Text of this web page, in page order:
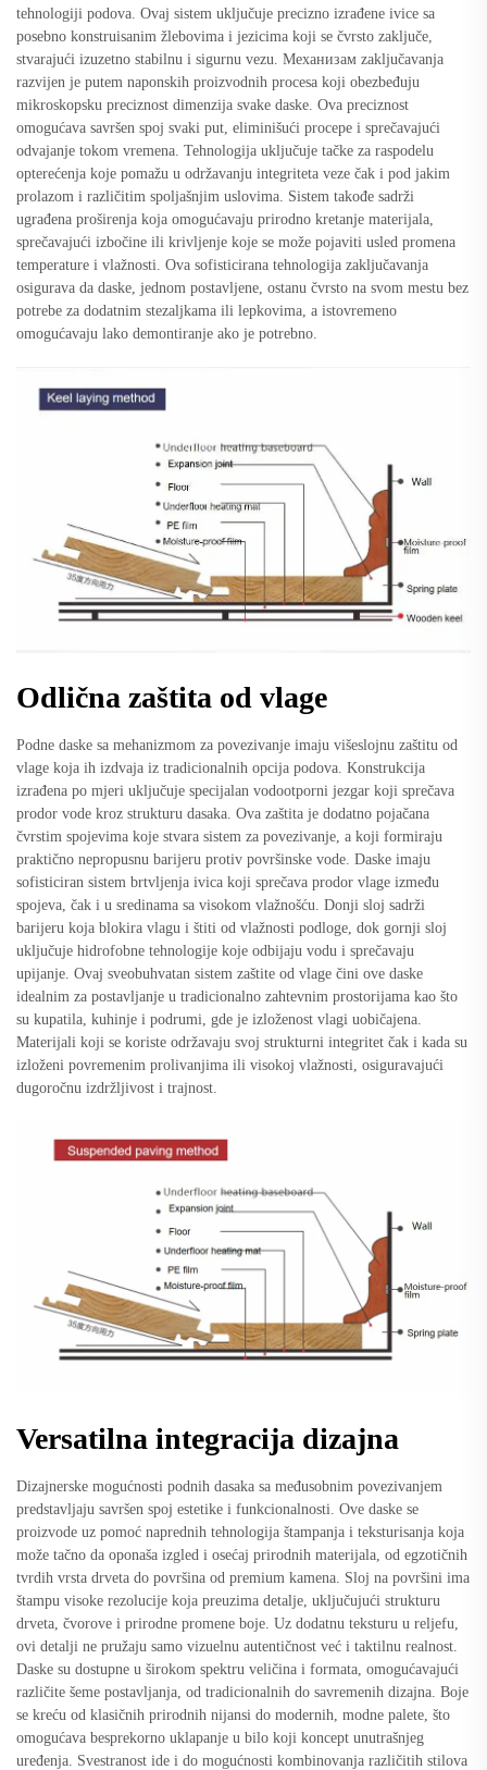
tehnologiji podova. Ovaj sistem uključuje precizno izrađene ivice sa
posebno konstruisanim žlebovima i jezicima koji se čvrsto zaključe,
stvarajući izuzetno stabilnu i sigurnu vezu. Mеханизам zaključavanja
razvijen je putem naponskih proizvodnih procesa koji obezbeđuju
mikroskopsku preciznost dimenzija svake daske. Ova preciznost
omogućava savršen spoj svaki put, eliminišući procepe i sprečavajući
odvajanje tokom vremena. Tehnologija uključuje tačke za raspodelu
opterećenja koje pomažu u održavanju integriteta veze čak i pod jakim
prolazom i različitim spoljašnjim uslovima. Sistem takođe sadrži
ugrađena proširenja koja omogućavaju prirodno kretanje materijala,
sprečavajući izbočine ili krivljenje koje se može pojaviti usled promena
temperature i vlažnosti. Ova sofisticirana tehnologija zaključavanja
osigurava da daske, jednom postavljene, ostanu čvrsto na svom mestu bez
potrebe za dodatnim stezaljkama ili lepkovima, a istovremeno
omogućavaju lako demontiranje ako je potrebno.
Odlična zaštita od vlage
Podne daske sa mehanizmom za povezivanje imaju višeslojnu zaštitu od
vlage koja ih izdvaja iz tradicionalnih opcija podova. Konstrukcija
izrađena po mjeri uključuje specijalan vodootporni jezgar koji sprečava
prodor vode kroz strukturu dasaka. Ova zaštita je dodatno pojačana
čvrstim spojevima koje stvara sistem za povezivanje, a koji formiraju
praktično nepropusnu barijeru protiv površinske vode. Daske imaju
sofisticiran sistem brtvljenja ivica koji sprečava prodor vlage između
spojeva, čak i u sredinama sa visokom vlažnošću. Donji sloj sadrži
barijeru koja blokira vlagu i štiti od vlažnosti podloge, dok gornji sloj
uključuje hidrofobne tehnologije koje odbijaju vodu i sprečavaju
upijanje. Ovaj sveobuhvatan sistem zaštite od vlage čini ove daske
idealnim za postavljanje u tradicionalno zahtevnim prostorijama kao što
su kupatila, kuhinje i podrumi, gde je izloženost vlagi uobičajena.
Materijali koji se koriste održavaju svoj strukturni integritet čak i kada su
izloženi povremenim prolivanjima ili visokoj vlažnosti, osiguravajući
dugoročnu izdržljivost i trajnost.
Versatilna integracija dizajna
Dizajnerske mogućnosti podnih dasaka sa međusobnim povezivanjem
predstavljaju savršen spoj estetike i funkcionalnosti. Ove daske se
proizvode uz pomoć naprednih tehnologija štampanja i teksturisanja koja
može tačno da oponaša izgled i osećaj prirodnih materijala, od egzotičnih
tvrdih vrsta drveta do površina od premium kamena. Sloj na površini ima
štampu visoke rezolucije koja preuzima detalje, uključujući strukturu
drveta, čvorove i prirodne promene boje. Uz dodatnu teksturu u reljefu,
ovi detalji ne pružaju samo vizuelnu autentičnost već i taktilnu realnost.
Daske su dostupne u širokom spektru veličina i formata, omogućavajući
različite šeme postavljanja, od tradicionalnih do savremenih dizajna. Boje
se kreću od klasičnih prirodnih nijansi do modernih, modne palete, što
omogućava besprekorno uklapanje u bilo koji koncept unutrašnjeg
uređenja. Svestranost ide i do mogućnosti kombinovanja različitih stilova